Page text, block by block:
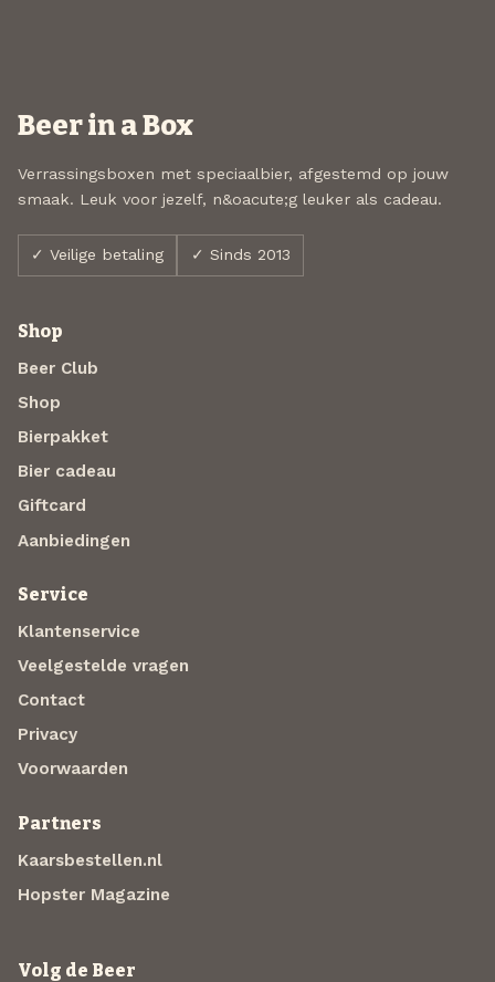
Beer in a Box
Verrassingsboxen met speciaalbier, afgestemd op jouw
smaak. Leuk voor jezelf, n&oacute;g leuker als cadeau.
✓ Veilige betaling ✓ Sinds 2013
Shop
Beer Club
Shop
Bierpakket
Bier cadeau
Giftcard
Aanbiedingen
Service
Klantenservice
Veelgestelde vragen
Contact
Privacy
Voorwaarden
Partners
Kaarsbestellen.nl
Hopster Magazine
Volg de Beer